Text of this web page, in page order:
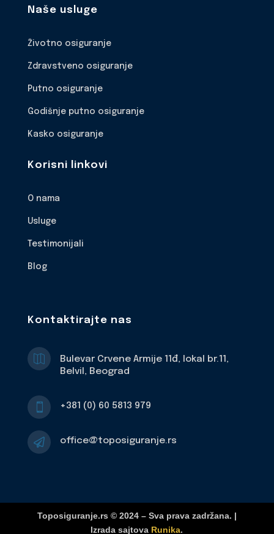
Naše usluge
Životno osiguranje
Zdravstveno osiguranje
Putno osiguranje
Godišnje putno osiguranje
Kasko osiguranje
Korisni linkovi
O nama
Usluge
Testimonijali
Blog
Kontaktirajte nas

Bulevar Crvene Armije 11đ, lokal br.11,
Belvil, Beograd
 +381 (0) 60 5813 979
 office@toposiguranje.rs
Toposiguranje.rs © 2024 – Sva prava zadržana. |
Izrada sajtova Runika.